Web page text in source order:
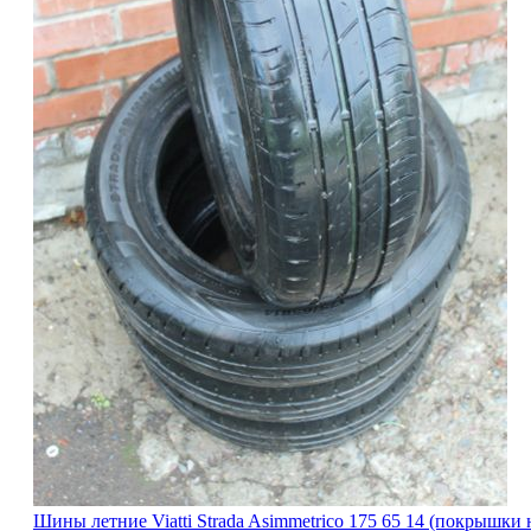
Шины летние Viatti Strada Asimmetrico 175 65 14 (покрышки